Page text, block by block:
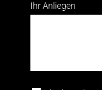
Ihr Anliegen